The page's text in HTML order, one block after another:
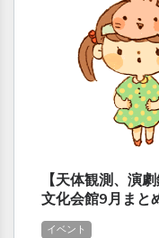
【天体観測、演
文化会館9月まと
イベント